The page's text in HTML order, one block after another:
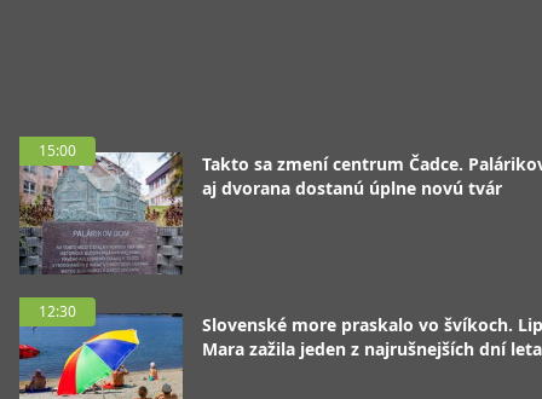
15:00
Takto sa zmení centrum Čadce.
aj dvorana dostanú úplne novú tvár
12:30
Slovenské more praskalo vo švíkoch.
Mara zažila jeden z najrušnejších dní leta